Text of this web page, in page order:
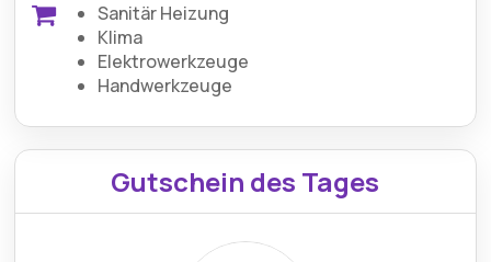
Sanitär Heizung
Klima
Elektrowerkzeuge
Handwerkzeuge
Gutschein des Tages